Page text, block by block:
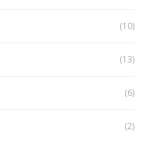
(10)
(13)
(6)
(2)